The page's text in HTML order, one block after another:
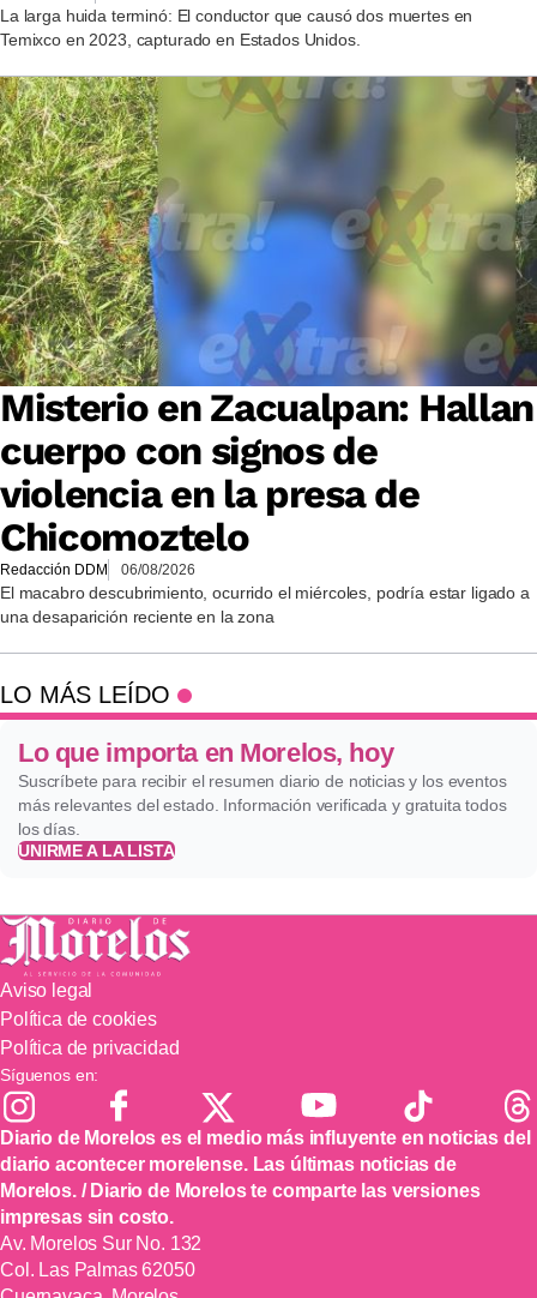
La larga huida terminó: El conductor que causó dos muertes en
Temixco en 2023, capturado en Estados Unidos.
Misterio en Zacualpan: Hallan
cuerpo con signos de
violencia en la presa de
Chicomoztelo
Redacción DDM 06/08/2026
El macabro descubrimiento, ocurrido el miércoles, podría estar ligado a
una desaparición reciente en la zona
LO MÁS LEÍDO
Lo que importa en Morelos, hoy
Suscríbete para recibir el resumen diario de noticias y los eventos
más relevantes del estado. Información verificada y gratuita todos
los días.
UNIRME A LA LISTA
Aviso legal
Política de cookies
Política de privacidad
Síguenos en:
Diario de Morelos es el medio más influyente en noticias del
diario acontecer morelense. Las últimas noticias de
Morelos. / Diario de Morelos te comparte las versiones
impresas sin costo.
Av. Morelos Sur No. 132
Col. Las Palmas 62050